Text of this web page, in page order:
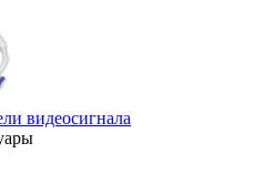
видеосигнала